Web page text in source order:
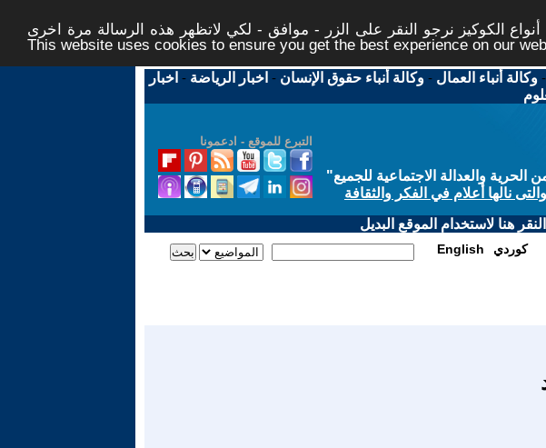
الكوكيز نرجو النقر على الزر - موافق - لكي لاتظهر هذه الرسالة مرة اخرى -
This website uses cookies to ensure you get the best experience on our
-وكالة أنباء العمال -وكالة أنباء حقوق الإنسان - اخبار الرياضة - اخبار
التبرع للموقع - ادعمونا
والعدالة الاجتماعية للجميع"
نالها أعلام في الفكر والثقافة
هنا لاستخدام الموقع البديل
English كوردي